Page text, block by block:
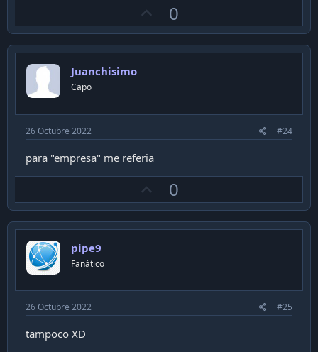
p
v
0
Juanchisimo
Capo
26 Octubre 2022 #24
para "empresa" me referia
p
v
0
pipe9
Fanático
26 Octubre 2022 #25
tampoco XD